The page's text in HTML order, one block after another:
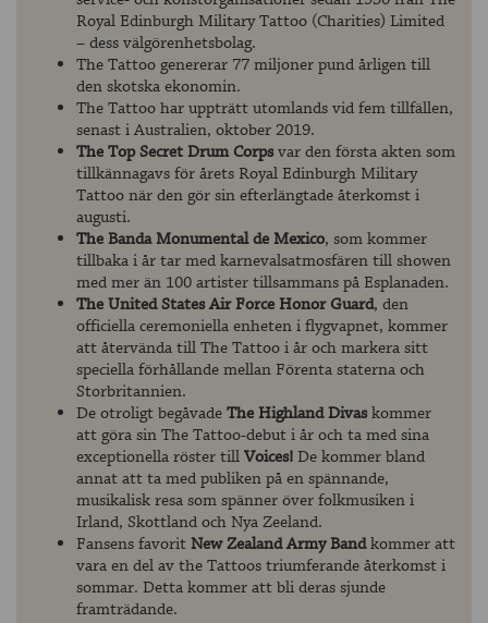
Royal Edinburgh Military Tattoo (Charities) Limited
– dess välgörenhetsbolag.
The Tattoo genererar 77 miljoner pund årligen till
den skotska ekonomin.
The Tattoo har uppträtt utomlands vid fem tillfällen,
senast i Australien, oktober 2019.
The Top Secret Drum Corpsvar den första akten som
tillkännagavs för årets Royal Edinburgh Military
Tattoo när den gör sin efterlängtade återkomst i
augusti.
The Banda Monumental de Mexico, som kommer
tillbaka i år tar med karnevalsatmosfären till showen
med mer än 100 artister tillsammans på Esplanaden.
The United States Air Force Honor Guard, den
officiella ceremoniella enheten i flygvapnet, kommer
att återvända till The Tattoo i år och markera sitt
speciella förhållande mellan Förenta staterna och
Storbritannien.
De otroligt begåvadeThe Highland Divaskommer
att göra sin The Tattoo-debut i år och ta med sina
exceptionella röster tillVoices!De kommer bland
annat att ta med publiken på en spännande,
musikalisk resa som spänner över folkmusiken i
Irland, Skottland och Nya Zeeland.
Fansens favoritNew Zealand Army Bandkommer att
vara en del av the Tattoos triumferande återkomst i
sommar. Detta kommer att bli deras sjunde
framträdande.